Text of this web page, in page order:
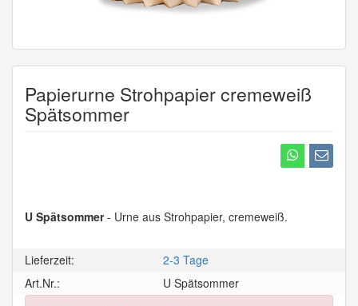
Papierurne Strohpapier cremeweiß
Spätsommer
U Spätsommer- Urne aus Strohpapier, cremeweiß.
Lieferzeit:
2-3 Tage
Art.Nr.:
U Spätsommer